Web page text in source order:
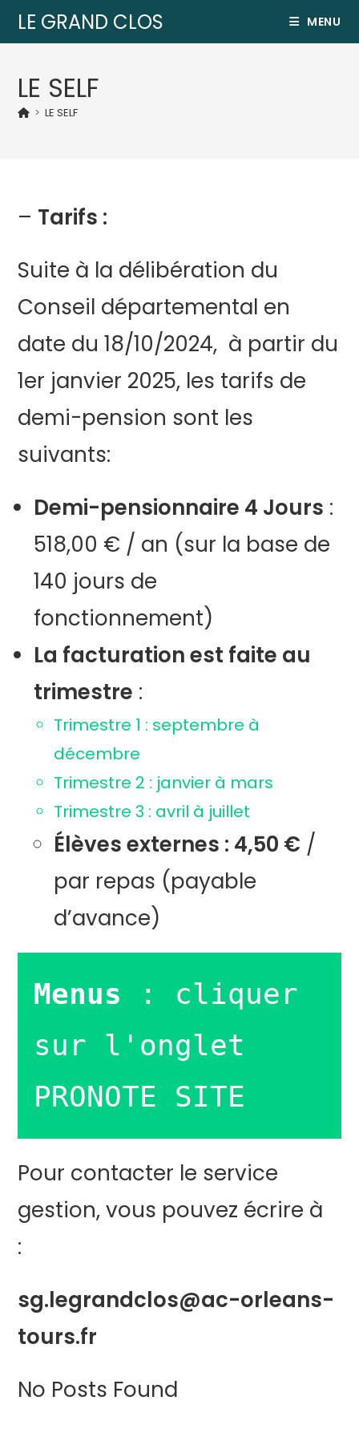
LE GRAND CLOS MENU
LE SELF
> LE SELF
– Tarifs :
Suite à la délibération du
Conseil départemental en
date du 18/10/2024, à partir du
1er janvier 2025, les tarifs de
demi-pension sont les
suivants:
Demi-pensionnaire 4 Jours :
518,00 € / an (sur la base de
140 jours de
fonctionnement)
La facturation est faite au
trimestre :
Trimestre 1 : septembre à
décembre
Trimestre 2 : janvier à mars
Trimestre 3 : avril à juillet
Élèves externes : 4,50 € /
par repas (payable
d’avance)
Menus : cliquer
sur l'onglet
PRONOTE SITE
Pour contacter le service
gestion, vous pouvez écrire à
:
sg.legrandclos@ac-orleans-
tours.fr
No Posts Found